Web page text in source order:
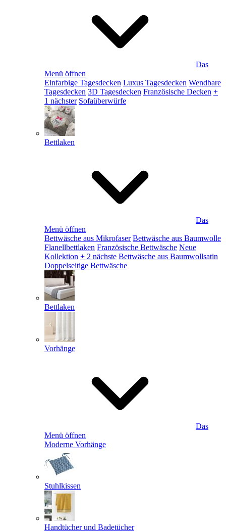
Das
Menü öffnen
Einfarbige Tagesdecken Luxus Tagesdecken Wendbare
Tagesdecken 3D Tagesdecken Französische Decken +
1 nächster Sofaüberwürfe
Bettlaken
Das
Menü öffnen
Bettwäsche aus Mikrofaser Bettwäsche aus Baumwolle
Flanellbettlaken Französische Bettwäsche Neue
Kollektion + 2 nächste Bettwäsche aus Baumwollsatin
Doppelseitige Bettwäsche
Bettlaken
Vorhänge
Das
Menü öffnen
Moderne Vorhänge
Stuhlkissen
Handtücher und Badetücher